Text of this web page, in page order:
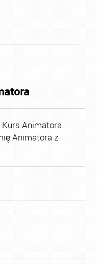
Animatora
Animatora z